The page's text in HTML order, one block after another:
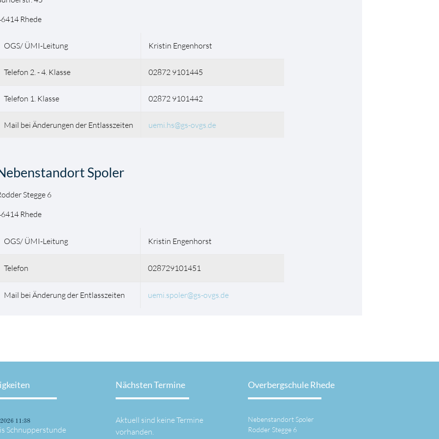
Rhede
OGS/ ÜMI-Leitung Kristin Engenhorst
Telefon 2. - 4. Klasse 02872 9101445
Telefon 1. Klasse 02872 9101442
Mail bei Änderungen der Entlasszeiten uemi.hs@gs-ovgs.de
Spoler
Stegge 6
Rhede
OGS/ ÜMI-Leitung Kristin Engenhorst
Telefon 028729101451
Mail bei Änderung der Entlasszeiten uemi.spoler@gs-ovgs.de
11:38
Schnupperstunde
Nächsten Termine
Aktuell sind keine Termine
vorhanden.
Overbergschule Rhede
Nebenstandort Spoler
Rodder Stegge 6